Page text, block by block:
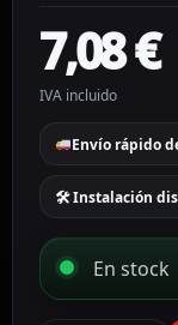
7,08€
IVA incluido
Envío rápido
🛠 Instalación
En stock